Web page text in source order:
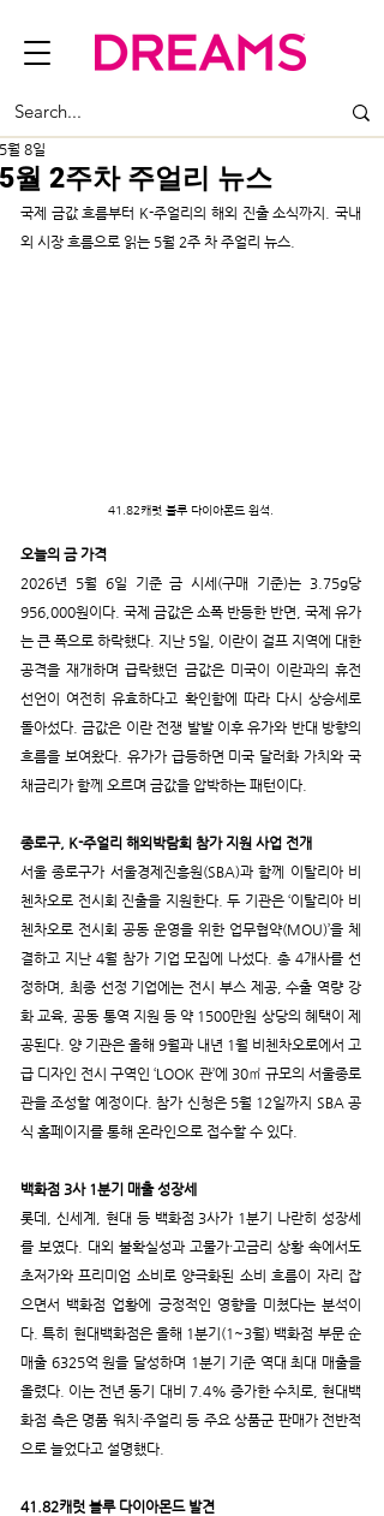
5월 2주차 주얼리 뉴스
5월 8일
﻿﻿국제 금값 흐름부터 K-주얼리의 해외 진출 소식까지. 국내
외 시장 흐름으로 읽는 5월 2주 차 주얼리 뉴스.
41.82캐럿 블루 다이아몬드 원석.
오늘의 금 가격
2026년 5월 6일 기준 금 시세(구매 기준)는 3.75g당
956,000원이다. 국제 금값은 소폭 반등한 반면, 국제 유가
는 큰 폭으로 하락했다. 지난 5일, 이란이 걸프 지역에 대한
공격을 재개하며 급락했던 금값은 미국이 이란과의 휴전
선언이 여전히 유효하다고 확인함에 따라 다시 상승세로
돌아섰다. 금값은 이란 전쟁 발발 이후 유가와 반대 방향의
흐름을 보여왔다. 유가가 급등하면 미국 달러화 가치와 국
채금리가 함께 오르며 금값을 압박하는 패턴이다.
종로구, K-주얼리 해외박람회 참가 지원 사업 전개
서울 종로구가 서울경제진흥원(SBA)과 함께 이탈리아 비
첸차오로 전시회 진출을 지원한다. 두 기관은 ‘이탈리아 비
첸차오로 전시회 공동 운영을 위한 업무협약(MOU)’을 체
결하고 지난 4월 참가 기업 모집에 나섰다. 총 4개사를 선
정하며, 최종 선정 기업에는 전시 부스 제공, 수출 역량 강
화 교육, 공동 통역 지원 등 약 1500만원 상당의 혜택이 제
공된다. 양 기관은 올해 9월과 내년 1월 비첸차오로에서 고
급 디자인 전시 구역인 ‘LOOK 관’에 30㎡ 규모의 서울종로
관을 조성할 예정이다. 참가 신청은 5월 12일까지 SBA 공
식 홈페이지를 통해 온라인으로 접수할 수 있다.
백화점 3사 1분기 매출 성장세
롯데, 신세계, 현대 등 백화점 3사가 1분기 나란히 성장세
를 보였다. 대외 불확실성과 고물가·고금리 상황 속에서도
초저가와 프리미엄 소비로 양극화된 소비 흐름이 자리 잡
으면서 백화점 업황에 긍정적인 영향을 미쳤다는 분석이
다. 특히 현대백화점은 올해 1분기(1~3월) 백화점 부문 순
매출 6325억 원을 달성하며 1분기 기준 역대 최대 매출을
올렸다. 이는 전년 동기 대비 7.4% 증가한 수치로, 현대백
화점 측은 명품 워치·주얼리 등 주요 상품군 판매가 전반적
으로 늘었다고 설명했다.
41.82캐럿 블루 다이아몬드 발견